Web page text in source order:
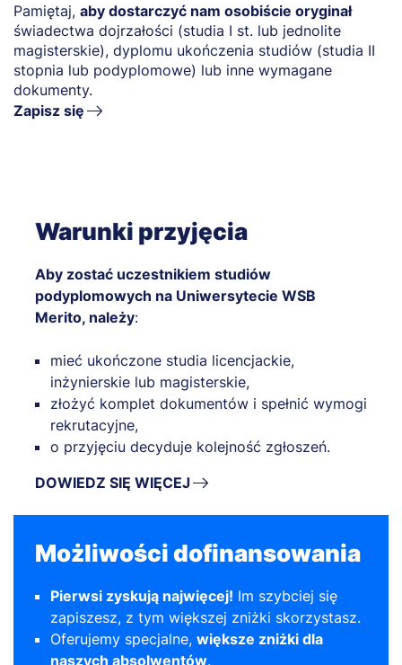
Pamiętaj, aby dostarczyć nam osobiście oryginał
świadectwa dojrzałości (studia I st. lub jednolite
magisterskie), dyplomu ukończenia studiów (studia II
stopnia lub podyplomowe) lub inne wymagane
dokumenty.
Zapisz się
Warunki przyjęcia
Aby zostać uczestnikiem studiów
podyplomowych na Uniwersytecie WSB
Merito, należy:
mieć ukończone studia licencjackie,
inżynierskie lub magisterskie,
złożyć komplet dokumentów i spełnić wymogi
rekrutacyjne,
o przyjęciu decyduje kolejność zgłoszeń.
DOWIEDZ SIĘ WIĘCEJ
Możliwości dofinansowania
Pierwsi zyskują najwięcej! Im szybciej się
zapiszesz, z tym większej zniżki skorzystasz.
Oferujemy specjalne, większe zniżki dla
naszych absolwentów.